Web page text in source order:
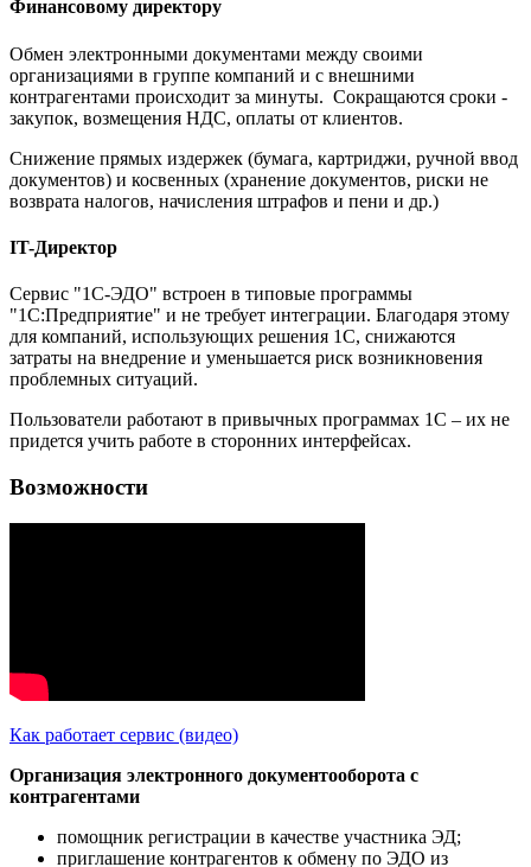
Финансовому директору
Обмен электронными документами между своими
организациями в группе компаний и с внешними
контрагентами происходит за минуты. Сокращаются сроки -
закупок, возмещения НДС, оплаты от клиентов.
Снижение прямых издержек (бумага, картриджи, ручной ввод
документов) и косвенных (хранение документов, риски не
возврата налогов, начисления штрафов и пени и др.)
IT-Директор
Сервис "1С-ЭДО" встроен в типовые программы
"1С:Предприятие" и не требует интеграции. Благодаря этому
для компаний, использующих решения 1С, снижаются
затраты на внедрение и уменьшается риск возникновения
проблемных ситуаций.
Пользователи работают в привычных программах 1С – их не
придется учить работе в сторонних интерфейсах.
Возможности
Как работает сервис (видео)
Организация электронного документооборота с
контрагентами
помощник регистрации в качестве участника ЭД;
приглашение контрагентов к обмену по ЭДО из